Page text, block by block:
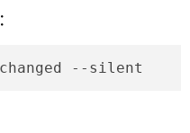
--silent